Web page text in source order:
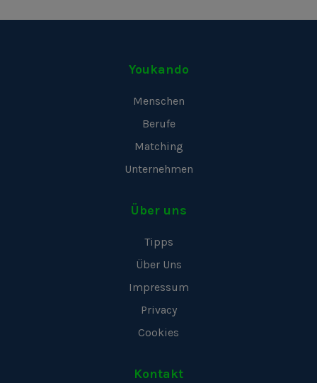
Youkando
Menschen
Berufe
Matching
Unternehmen
Über uns
Tipps
Über Uns
Impressum
Privacy
Cookies
Kontakt